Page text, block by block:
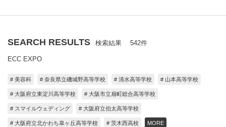
SEARCH RESULTS 検索結果 542件
ECC EXPO
# 美容科 # 奈良県立磯城野高等学校 # 清水高等学校 # 山本高等学校
# 大阪府立東淀川高等学校 # 大阪市立扇町総合高等学校
# スマイルウェディング # 大阪府立伯太高等学校
# 大阪府立北かわち皐ヶ丘高等学校 # 茨木西高校 MORE